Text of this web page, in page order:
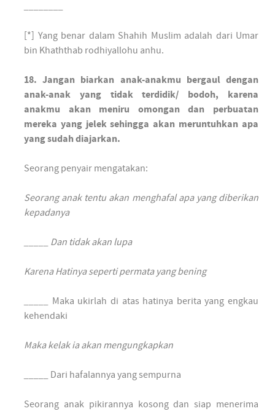
[*] Yang benar dalam Shahih Muslim adalah dari Umar
bin Khaththab rodhiyallohu anhu.
18. Jangan biarkan anak-anakmu bergaul dengan
anak-anak yang tidak terdidik/ bodoh, karena
anakmu akan meniru omongan dan perbuatan
mereka yang jelek sehingga akan meruntuhkan apa
yang sudah diajarkan.
Seorang penyair mengatakan:
Seorang anak tentu akan menghafal apa yang diberikan
kepadanya
_____ Dan tidak akan lupa
Karena Hatinya seperti permata yang bening
Maka ukirlah di atas hatinya berita yang engkau
kehendaki
Maka kelak ia akan mengungkapkan
Dari hafalannya yang sempurna
Seorang anak pikirannya kosong dan siap menerima